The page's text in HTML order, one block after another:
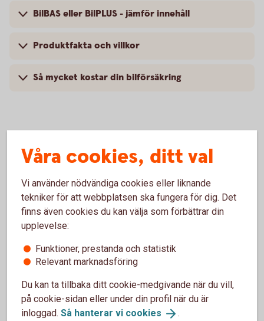
BilBAS eller BilPLUS - jämför innehåll
Produktfakta och villkor
Så mycket kostar din bilförsäkring
Vanliga frågor om att försäkra
Volvo
Trafik, hel och halv – vad är det för skillnad på
försäkringarna?
När slutar den tidigare ägarens försäkring att
gälla?
Om man övningskör och olyckan är framme,
täcker bilförsäkringen då?
Våra cookies, ditt val
Vi använder nödvändiga cookies eller liknande
tekniker för att webbplatsen ska fungera för dig. Det
finns även cookies du kan välja som förbättrar din
upplevelse:
Funktioner, prestanda och statistik
Relevant marknadsföring
Du kan ta tillbaka ditt cookie-medgivande när du vill,
på cookie-sidan eller under din profil när du är
inloggad. Så hanterar vi cookies .